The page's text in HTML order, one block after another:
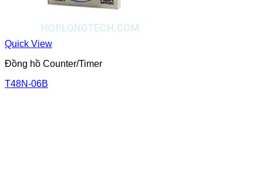
Quick View
Đồng hồ Counter/Timer
T48N-06B